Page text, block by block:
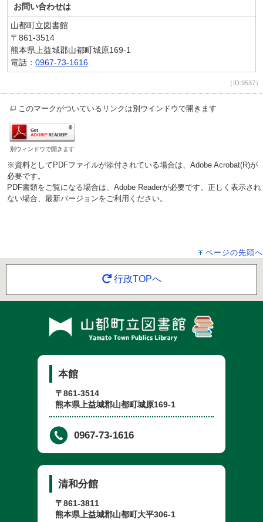
お問い合わせは
山都町立図書館
〒861-3514
熊本県上益城郡山都町城原169-1
電話：0967-73-1616
（ID:9537）
このマークがついているリンクは別ウインドウで開きます
別ウィンドウで開きます
※資料としてPDFファイルが添付されている場合は、Adobe Acrobat(R)が
必要です。
PDF書類をご覧になる場合は、Adobe Readerが必要です。正しく表示され
ない場合、最新バージョンをご利用ください。
ページの先頭へ
行政TOPへ
本館
〒861-3514
熊本県上益城郡山都町城原169-1
0967-73-1616
清和分館
〒861-3811
熊本県上益城郡山都町大平306-1